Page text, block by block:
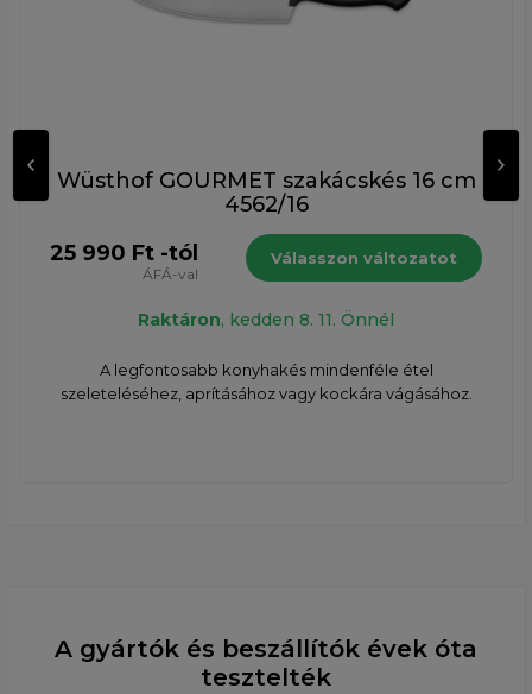
Wüsthof GOURMET szakácskés 16 cm
4562/16
25 990 Ft -tól
ÁFÁ-val
Válasszon változatot
Raktáron, kedden 8. 11. Önnél
A legfontosabb konyhakés mindenféle étel
szeleteléséhez, aprításához vagy kockára vágásához.
A gyártók és beszállítók évek óta
tesztelték